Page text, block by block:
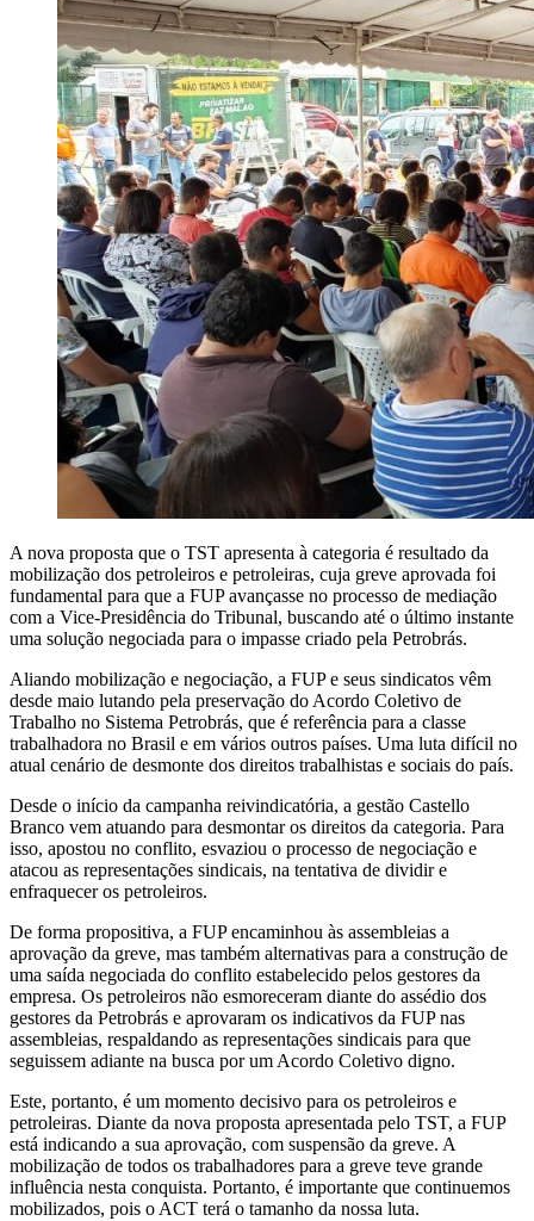
A nova proposta que o TST apresenta à categoria é resultado da
mobilização dos petroleiros e petroleiras, cuja greve aprovada foi
fundamental para que a FUP avançasse no processo de mediação
com a Vice-Presidência do Tribunal, buscando até o último instante
uma solução negociada para o impasse criado pela Petrobrás.
Aliando mobilização e negociação, a FUP e seus sindicatos vêm
desde maio lutando pela preservação do Acordo Coletivo de
Trabalho no Sistema Petrobrás, que é referência para a classe
trabalhadora no Brasil e em vários outros países. Uma luta difícil no
atual cenário de desmonte dos direitos trabalhistas e sociais do país.
Desde o início da campanha reivindicatória, a gestão Castello
Branco vem atuando para desmontar os direitos da categoria. Para
isso, apostou no conflito, esvaziou o processo de negociação e
atacou as representações sindicais, na tentativa de dividir e
enfraquecer os petroleiros.
De forma propositiva, a FUP encaminhou às assembleias a
aprovação da greve, mas também alternativas para a construção de
uma saída negociada do conflito estabelecido pelos gestores da
empresa. Os petroleiros não esmoreceram diante do assédio dos
gestores da Petrobrás e aprovaram os indicativos da FUP nas
assembleias, respaldando as representações sindicais para que
seguissem adiante na busca por um Acordo Coletivo digno.
Este, portanto, é um momento decisivo para os petroleiros e
petroleiras. Diante da nova proposta apresentada pelo TST, a FUP
está indicando a sua aprovação, com suspensão da greve. A
mobilização de todos os trabalhadores para a greve teve grande
influência nesta conquista. Portanto, é importante que continuemos
mobilizados, pois o ACT terá o tamanho da nossa luta.